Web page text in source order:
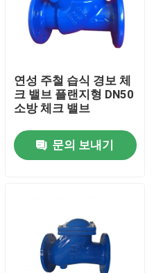
연성 주철 습식 경보 체
크 밸브 플랜지형 DN50
소방 체크 밸브
문의 보내기